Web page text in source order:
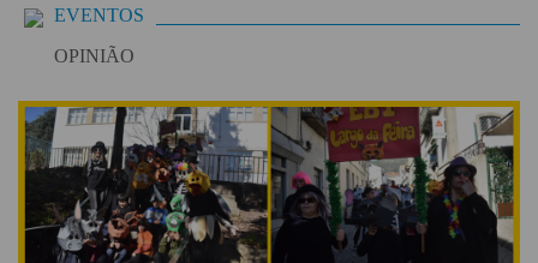
EVENTOS
OPINIÃO